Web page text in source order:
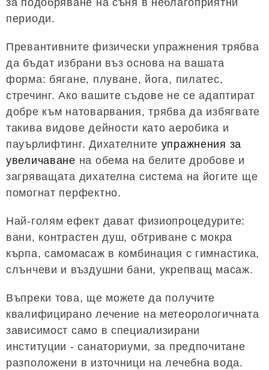
за подобряване на съня в неблагоприятни
периоди.
Превантивните физически упражнения трябва
да бъдат избрани въз основа на вашата
форма: бягане, плуване, йога, пилатес,
стречинг. Ако вашите съдове не се адаптират
добре към натоварвания, трябва да избягвате
такива видове дейности като аеробика и
пауърлифтинг. Дихателните упражнения за
увеличаване на обема на белите дробове и
загряващата дихателна система на йогите ще
помогнат перфектно.
Най-голям ефект дават физиопроцедурите:
вани, контрастен душ, обтриване с мокра
кърпа, самомасаж в комбинация с гимнастика,
слънчеви и въздушни бани, укрепващ масаж.
Въпреки това, ще можете да получите
квалифицирано лечение на метеорологичната
зависимост само в специализирани
институции - санаториуми, за предпочитане
разположени в източници на лечебна вода.